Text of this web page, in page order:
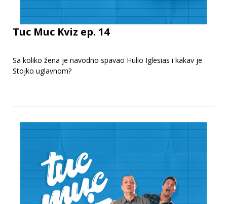
Tuc Muc Kviz ep. 14
Sa koliko žena je navodno spavao Hulio Iglesias i kakav je
Stojko uglavnom?